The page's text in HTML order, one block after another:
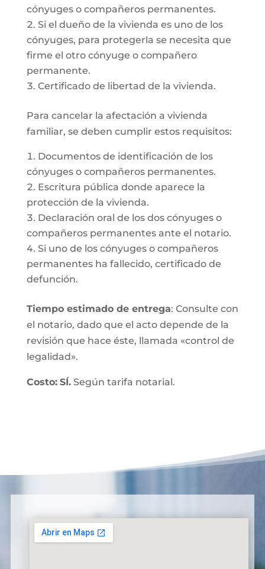
cónyuges o compañeros permanentes.
Si el dueño de la vivienda es uno de los
cónyuges, para protegerla se necesita que
firme el otro cónyuge o compañero
permanente.
Certificado de libertad de la vivienda.
Para cancelar la afectación a vivienda
familiar, se deben cumplir estos requisitos:
Documentos de identificación de los
cónyuges o compañeros permanentes.
Escritura pública donde aparece la
protección de la vivienda.
Declaración oral de los dos cónyuges o
compañeros permanentes ante el notario.
Si uno de los cónyuges o compañeros
permanentes ha fallecido, certificado de
defunción.
Tiempo estimado de entrega: Consulte con
el notario, dado que el acto depende de la
revisión que hace éste, llamada «control de
legalidad».
Costo: SÍ.Según tarifa notarial.